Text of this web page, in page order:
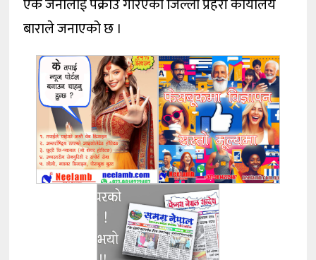
एक जनालाई पक्राउ गरिएको जिल्ला प्रहरी कार्यालय
बाराले जनाएको छ ।